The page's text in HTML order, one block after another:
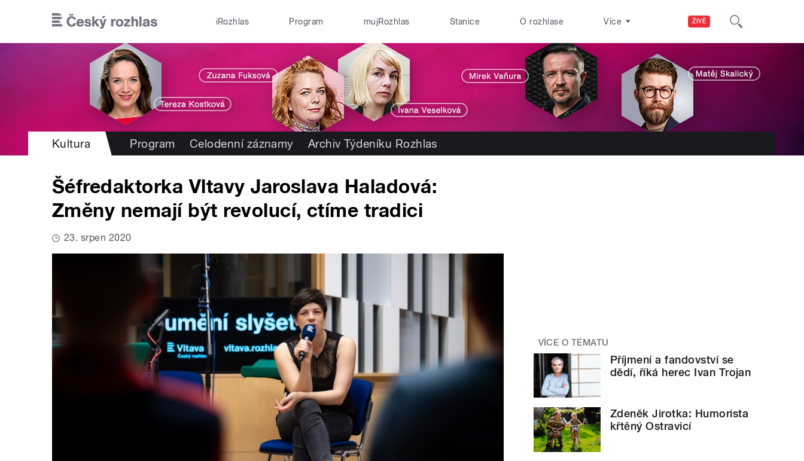
ŽIVĚ
iRozhlas Program mujRozhlas Stanice O rozhlase Více
Kultura Program Celodenní záznamy Archiv Týdeníku Rozhlas
Šéfredaktorka Vltavy Jaroslava Haladová:
Změny nemají být revolucí, ctíme tradici
23. srpen 2020
VÍCE O TÉMATU
Příjmení a fandovství se
dědí, říká herec Ivan Trojan
Zdeněk Jirotka: Humorista
křtěný Ostravicí